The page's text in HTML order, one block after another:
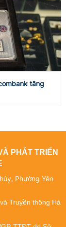
tăng
PHÁT TRIỂN
Phường Yên
Truyền thông Hà